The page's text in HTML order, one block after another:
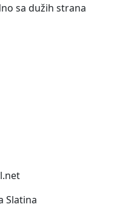
sa dužih strana
Slatina